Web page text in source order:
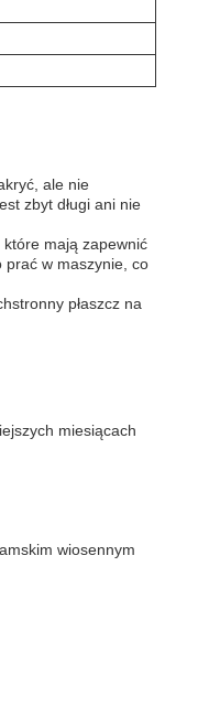
ale nie
zbyt długi ani nie
które mają zapewnić
prać w maszynie, co
płaszcz na
miesiącach
wiosennym